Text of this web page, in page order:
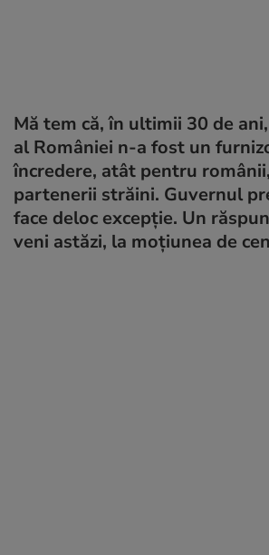
Mă tem că, în ultimii 30 de
al României n-a fost un
încredere, atât pentru
partenerii străini. Guvernul
face deloc excepție. Un
veni astăzi, la moțiunea de